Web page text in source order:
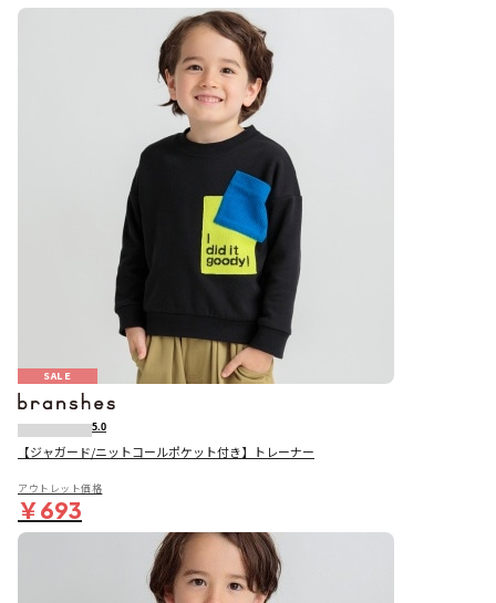
SALE
5.0
【ジャガード/ニットコールポケット付き】トレーナー
アウトレット価格
￥693